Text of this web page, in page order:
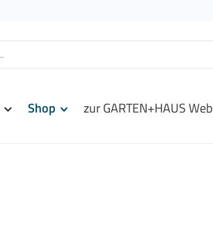
Shop zur GARTEN+HAUS